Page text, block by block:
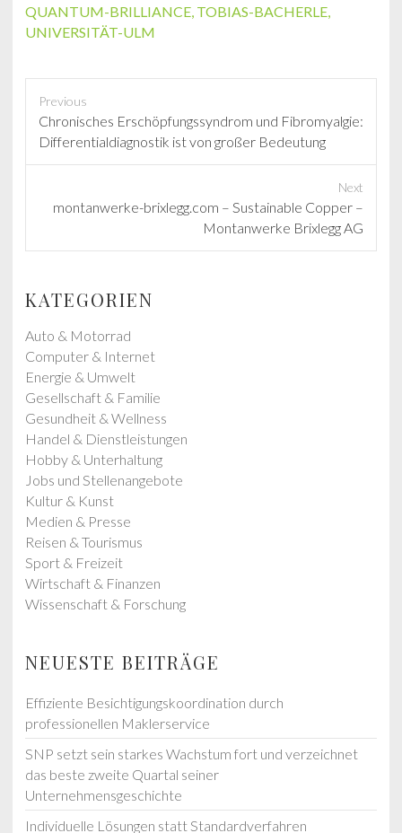
QUANTUM-BRILLIANCE, TOBIAS-BACHERLE,
UNIVERSITÄT-ULM
Previous
P
r
e
o
s
Chronisches Erschöpfungssyndrom und Fibromyalgie:
Differentialdiagnostik ist von großer Bedeutung
Next
x
p
o
s
t
:
montanwerke-brixlegg.com – Sustainable Copper –
Montanwerke Brixlegg AG
KATEGORIEN
Auto & Motorrad
Computer & Internet
Energie & Umwelt
Gesellschaft & Familie
Gesundheit & Wellness
Handel & Dienstleistungen
Hobby & Unterhaltung
Jobs und Stellenangebote
Kultur & Kunst
Medien & Presse
Reisen & Tourismus
Sport & Freizeit
Wirtschaft & Finanzen
Wissenschaft & Forschung
NEUESTE BEITRÄGE
Effiziente Besichtigungskoordination durch
professionellen Maklerservice
SNP setzt sein starkes Wachstum fort und verzeichnet
das beste zweite Quartal seiner
Unternehmensgeschichte
Individuelle Lösungen statt Standardverfahren